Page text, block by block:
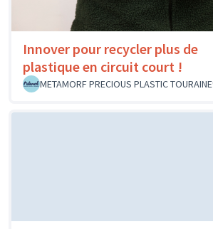
Innover pour recycler plus de
plastique en circuit court !
METAMORF PRECIOUS PLASTIC TOURAINE